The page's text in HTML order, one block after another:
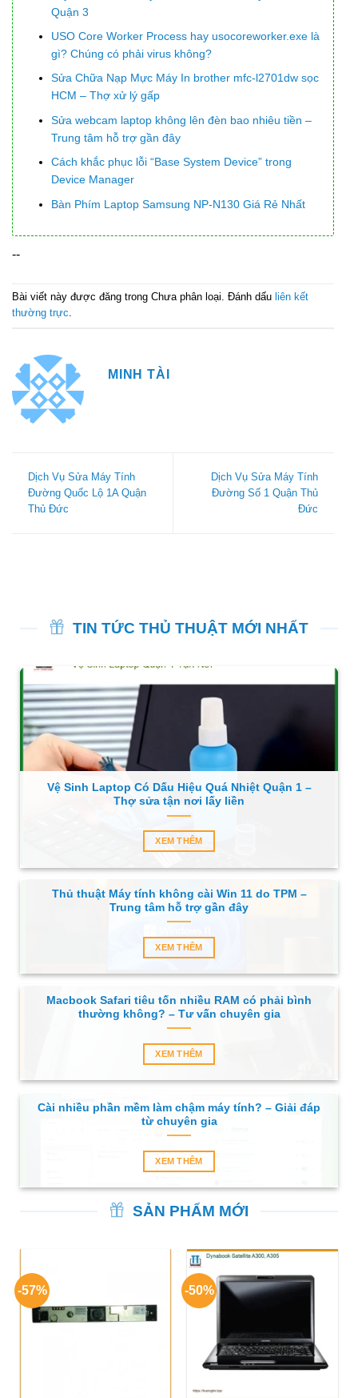
Quận 3
USO Core Worker Process hay usocoreworker.exe là
gì? Chúng có phải virus không?
Sửa Chữa Nạp Mực Máy In brother mfc-l2701dw sọc
HCM – Thợ xử lý gấp
Sửa webcam laptop không lên đèn bao nhiêu tiền –
Trung tâm hỗ trợ gần đây
Cách khắc phục lỗi “Base System Device” trong
Device Manager
Bàn Phím Laptop Samsung NP-N130 Giá Rẻ Nhất
--
Bài viết này được đăng trong Chưa phân loại. Đánh dấu liên kết
thường trực.
MINH TÀI
Dịch Vụ Sửa Máy Tính
Đường Quốc Lộ 1A Quận
Thủ Đức
Dịch Vụ Sửa Máy Tính
Đường Số 1 Quận Thủ
Đức
TIN TỨC THỦ THUẬT MỚI NHẤT
Vệ Sinh Laptop Có Dấu Hiệu Quá Nhiệt Quận 1 –
Thợ sửa tận nơi lấy liền
XEM THÊM
Thủ thuật Máy tính không cài Win 11 do TPM –
Trung tâm hỗ trợ gần đây
XEM THÊM
Macbook Safari tiêu tốn nhiều RAM có phải bình
thường không? – Tư vấn chuyên gia
XEM THÊM
Cài nhiều phần mềm làm chậm máy tính? – Giải đáp
từ chuyên gia
XEM THÊM
SẢN PHẨM MỚI
-57% -50%